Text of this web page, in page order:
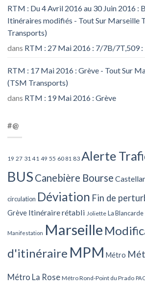
RTM : Du 4 Avril 2016 au 30 Juin 2016 :
Itinéraires modifiés - Tout Sur Marseille
Transports)
dans RTM : 27 Mai 2016 : 7/7B/7T,509
RTM : 17 Mai 2016 : Grève - Tout Sur
(TSM Transports)
dans RTM : 19 Mai 2016 : Grève
#@
19 27 31 41 49 55 60 81 83 Alerte
BUS Canebière Bourse
circulation Déviation Fin de
Grève Itinéraire rétabli Joliette La Blancarde
Manifestation Marseille
d'itinéraire MPM Métro
Métro La Rose Métro Rond-Point du Prado